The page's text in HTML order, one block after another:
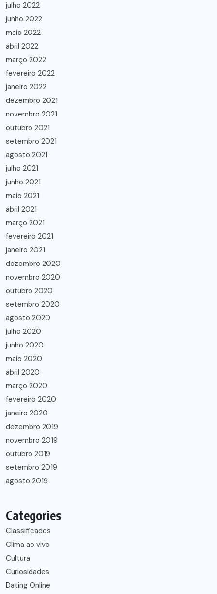
julho 2022
junho 2022
maio 2022
abril 2022
março 2022
fevereiro 2022
janeiro 2022
dezembro 2021
novembro 2021
outubro 2021
setembro 2021
agosto 2021
julho 2021
junho 2021
maio 2021
abril 2021
março 2021
fevereiro 2021
janeiro 2021
dezembro 2020
novembro 2020
outubro 2020
setembro 2020
agosto 2020
julho 2020
junho 2020
maio 2020
abril 2020
março 2020
fevereiro 2020
janeiro 2020
dezembro 2019
novembro 2019
outubro 2019
setembro 2019
agosto 2019
Categories
Classificados
Clima ao vivo
Cultura
Curiosidades
Dating Online